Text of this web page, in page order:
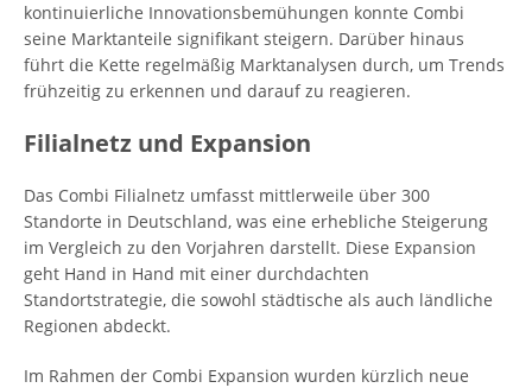
kontinuierliche Innovationsbemühungen konnte Combi
seine Marktanteile signifikant steigern. Darüber hinaus
führt die Kette regelmäßig Marktanalysen durch, um Trends
frühzeitig zu erkennen und darauf zu reagieren.
Filialnetz und Expansion
Das Combi Filialnetz umfasst mittlerweile über 300
Standorte in Deutschland, was eine erhebliche Steigerung
im Vergleich zu den Vorjahren darstellt. Diese Expansion
geht Hand in Hand mit einer durchdachten
Standortstrategie, die sowohl städtische als auch ländliche
Regionen abdeckt.
Im Rahmen der Combi Expansion wurden kürzlich neue